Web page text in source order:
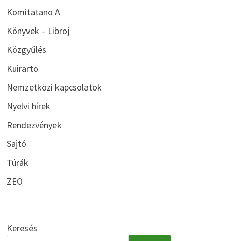
Komitatano A
Könyvek – Libroj
Közgyűlés
Kuirarto
Nemzetközi kapcsolatok
Nyelvi hírek
Rendezvények
Sajtó
Túrák
ZEO
Keresés